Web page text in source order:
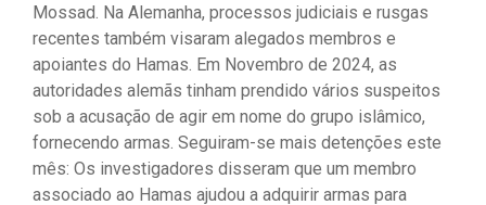
Mossad. Na Alemanha, processos judiciais e rusgas
recentes também visaram alegados membros e
apoiantes do Hamas. Em Novembro de 2024, as
autoridades alemãs tinham prendido vários suspeitos
sob a acusação de agir em nome do grupo islâmico,
fornecendo armas. Seguiram-se mais detenções este
mês: Os investigadores disseram que um membro
associado ao Hamas ajudou a adquirir armas para